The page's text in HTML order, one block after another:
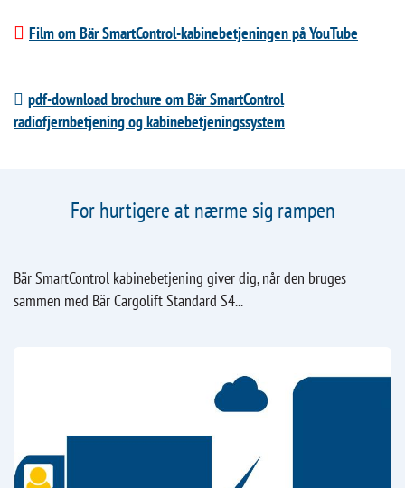
Film om Bär SmartControl-kabinebetjeningen på YouTube
pdf-download brochure om Bär SmartControl
radiofjernbetjening og kabinebetjeningssystem
For hurtigere at nærme sig rampen
Bär SmartControl kabinebetjening giver dig, når den bruges
sammen med Bär Cargolift Standard S4...